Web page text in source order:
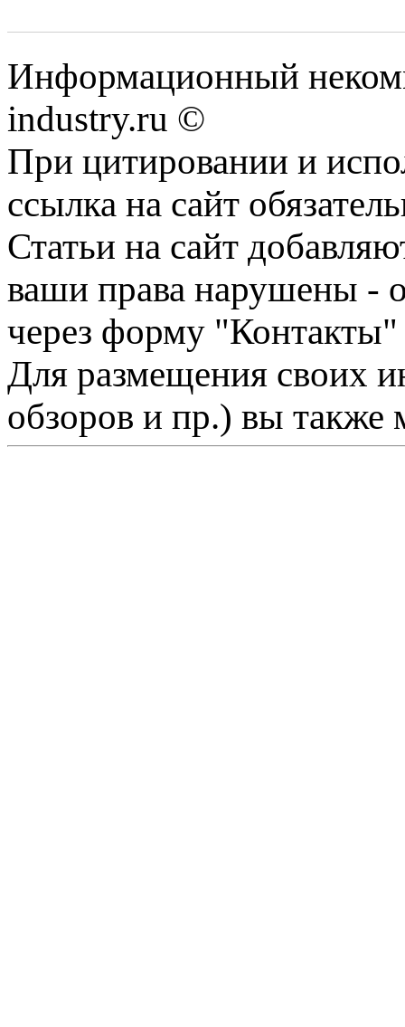
Информационный
industry.ru ©
При цитировании и
ссылка на сайт
Статьи на сайт
ваши права нарушены -
через форму "Контакты"
Для размещения своих
обзоров и пр.) вы также